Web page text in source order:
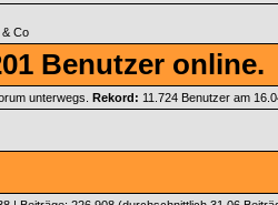
Co
Benutzer online.
unterwegs. Rekord: 11.724 Benutzer am